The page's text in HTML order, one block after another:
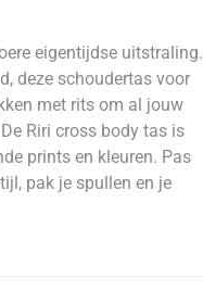
eigentijdse uitstraling.
deze schoudertas voor
met rits om al jouw
Riri cross body tas is
prints en kleuren. Pas
pak je spullen en je